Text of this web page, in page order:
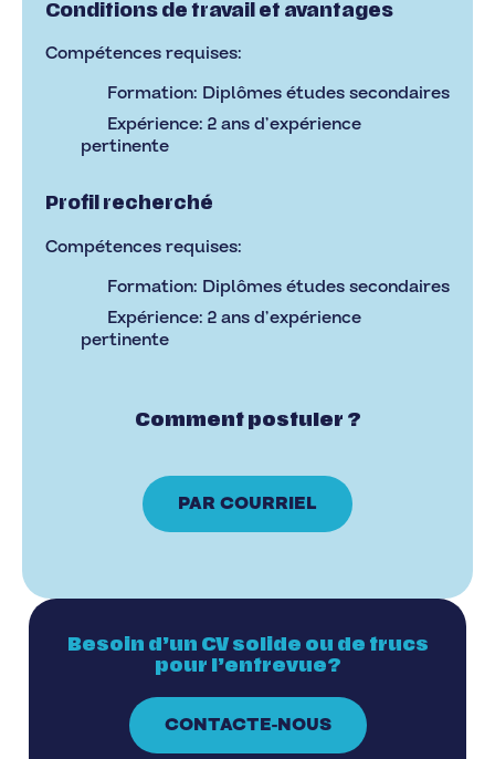
Conditions de travail et avantages
Compétences requises:
Formation: Diplômes études secondaires
Expérience: 2 ans d’expérience
pertinente
Profil recherché
Compétences requises:
Formation: Diplômes études secondaires
Expérience: 2 ans d’expérience
pertinente
Comment postuler ?
PAR COURRIEL
Besoin d’un CV solide ou de trucs
pour l’entrevue?
CONTACTE-NOUS